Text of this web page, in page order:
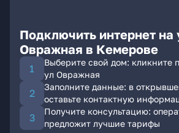
Подключить интернет на
Овражная в Кемерове
Выберите свой дом: кликните
ул Овражная
Заполните данные: в
оставьте контактную
Получите консультацию:
предложит лучшие тарифы